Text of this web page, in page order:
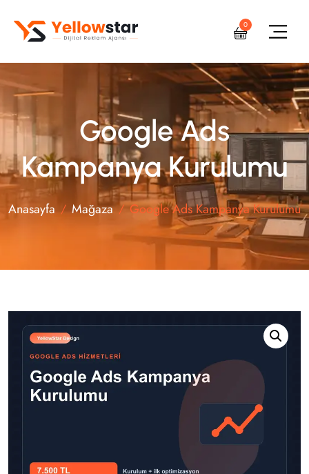
0
Google Ads
Kampanya Kurulumu
Anasayfa Mağaza Google Ads Kampanya Kurulumu